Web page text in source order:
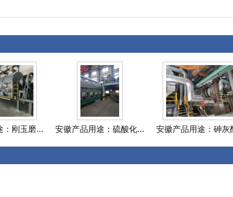
：刚玉磨... 安徽产品用途：硫酸化... 安徽产品用途：砷灰